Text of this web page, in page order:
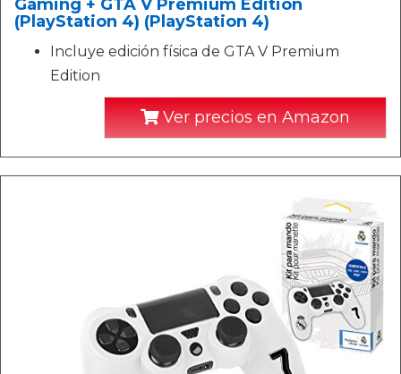
Gaming + GTA V Premium Edition
(PlayStation 4) (PlayStation 4)
Incluye edición física de GTA V Premium
Edition
Ver precios en Amazon